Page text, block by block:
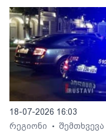
18-07-2026 16:03
რეგიონი
• შემთხვევა